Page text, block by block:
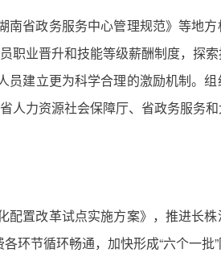
南省政务服务中心管理规范》等地
职业晋升和技能等级薪酬制度，探
建立更为科学合理的激励机制。
人力资源社会保障厅、省政务服务
配置改革试点实施方案》，推进长
环节循环畅通，加快形成“六个一批